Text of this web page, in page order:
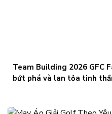
Team Building 2026 GFC
bứt phá và lan tỏa tinh